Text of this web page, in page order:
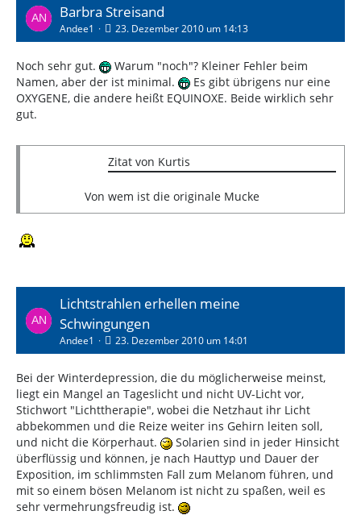
Barbra Streisand
Andee1 23. Dezember 2010 um 14:13
Noch sehr gut.
Warum "noch"? Kleiner Fehler beim
Namen, aber der ist minimal.
Es gibt übrigens nur eine
OXYGENE, die andere heißt EQUINOXE. Beide wirklich sehr
gut.
Zitat von Kurtis
Von wem ist die originale Mucke
Lichtstrahlen erhellen meine
Schwingungen
Andee1 23. Dezember 2010 um 14:01
Bei der Winterdepression, die du möglicherweise meinst,
liegt ein Mangel an Tageslicht und nicht UV-Licht vor,
Stichwort "Lichttherapie", wobei die Netzhaut ihr Licht
abbekommen und die Reize weiter ins Gehirn leiten soll,
und nicht die Körperhaut.
Solarien sind in jeder Hinsicht
überflüssig und können, je nach Hauttyp und Dauer der
Exposition, im schlimmsten Fall zum Melanom führen, und
mit so einem bösen Melanom ist nicht zu spaßen, weil es
sehr vermehrungsfreudig ist.